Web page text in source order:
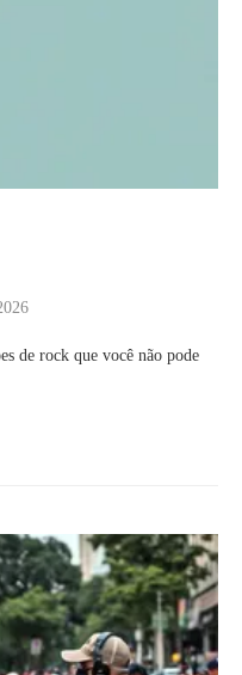
de rock que você não pode